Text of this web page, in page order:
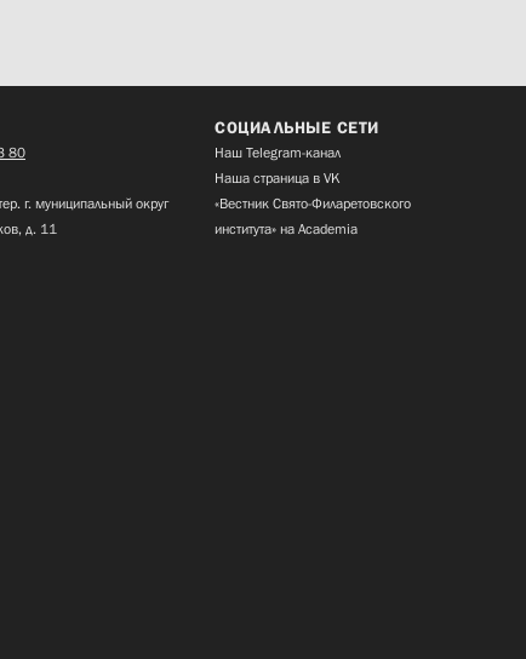
80
г. муниципальный округ
д. 11
СОЦИАЛЬНЫЕ СЕТИ
Наш Telegram-канал
Наша страница в VK
«Вестник Свято-Филаретовского
института» на Academia